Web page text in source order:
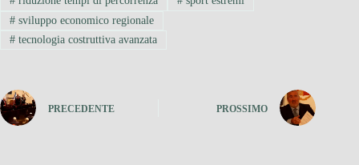
#sviluppo economico regionale
#tecnologia costruttiva avanzata
PRECEDENTE PROSSIMO